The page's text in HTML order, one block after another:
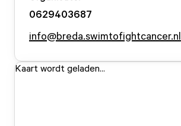
0629403687
info@breda.swimtofightcancer.nl
Kaart wordt geladen...